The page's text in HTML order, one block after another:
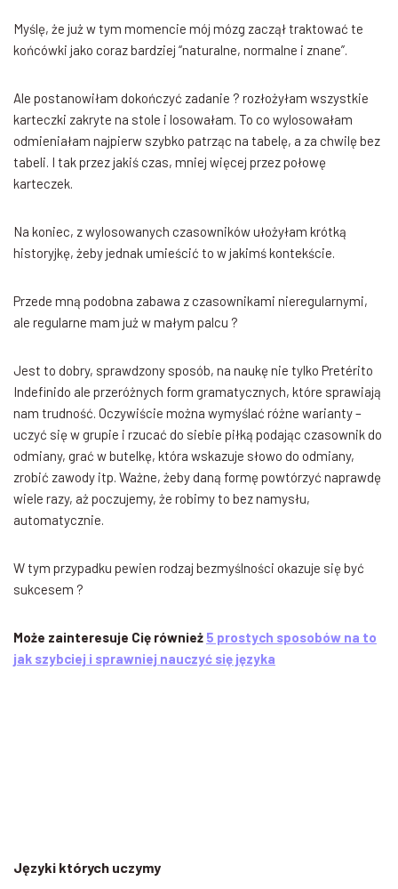
Myślę, że już w tym momencie mój mózg zaczął traktować te
końcówki jako coraz bardziej “naturalne, normalne i znane”.
Ale postanowiłam dokończyć zadanie ? rozłożyłam wszystkie
karteczki zakryte na stole i losowałam. To co wylosowałam
odmieniałam najpierw szybko patrząc na tabelę, a za chwilę bez
tabeli. I tak przez jakiś czas, mniej więcej przez połowę
karteczek.
Na koniec, z wylosowanych czasowników ułożyłam krótką
historyjkę, żeby jednak umieścić to w jakimś kontekście.
Przede mną podobna zabawa z czasownikami nieregularnymi,
ale regularne mam już w małym palcu ?
Jest to dobry, sprawdzony sposób, na naukę nie tylko Pretérito
Indefinido ale przeróżnych form gramatycznych, które sprawiają
nam trudność. Oczywiście można wymyślać różne warianty –
uczyć się w grupie i rzucać do siebie piłką podając czasownik do
odmiany, grać w butelkę, która wskazuje słowo do odmiany,
zrobić zawody itp. Ważne, żeby daną formę powtórzyć naprawdę
wiele razy, aż poczujemy, że robimy to bez namysłu,
automatycznie.
W tym przypadku pewien rodzaj bezmyślności okazuje się być
sukcesem ?
Może zainteresuje Cię również 5 prostych sposobów na to
jak szybciej i sprawniej nauczyć się języka
Języki których uczymy